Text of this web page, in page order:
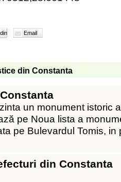
Email
din Constanta
un monument istoric
pe Noua lista a
pe Bulevardul Tomis, in
din Constanta